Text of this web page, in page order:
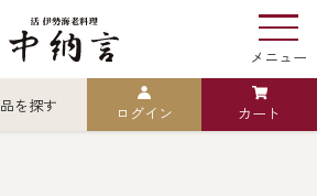
メニュー
を探す ログイン カート